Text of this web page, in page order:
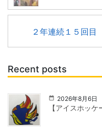
２年連続１５回
Recent posts
2026年8月6日
【アイスホッ